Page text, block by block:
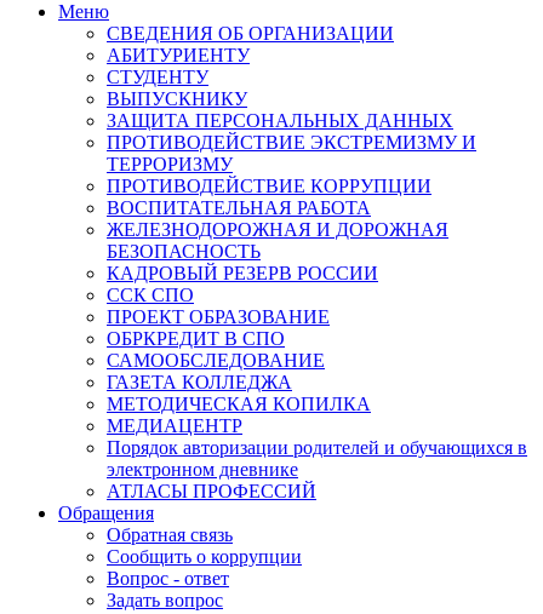
Меню
СВЕДЕНИЯ ОБ ОРГАНИЗАЦИИ
АБИТУРИЕНТУ
СТУДЕНТУ
ВЫПУСКНИКУ
ЗАЩИТА ПЕРСОНАЛЬНЫХ ДАННЫХ
ПРОТИВОДЕЙСТВИЕ ЭКСТРЕМИЗМУ И
ТЕРРОРИЗМУ
ПРОТИВОДЕЙСТВИЕ КОРРУПЦИИ
ВОСПИТАТЕЛЬНАЯ РАБОТА
ЖЕЛЕЗНОДОРОЖНАЯ И ДОРОЖНАЯ
БЕЗОПАСНОСТЬ
КАДРОВЫЙ РЕЗЕРВ РОССИИ
ССК СПО
ПРОЕКТ ОБРАЗОВАНИЕ
ОБРКРЕДИТ В СПО
САМООБСЛЕДОВАНИЕ
ГАЗЕТА КОЛЛЕДЖА
МЕТОДИЧЕСКАЯ КОПИЛКА
МЕДИАЦЕНТР
Порядок авторизации родителей и обучающихся в
электронном дневнике
АТЛАСЫ ПРОФЕССИЙ
Обращения
Обратная связь
Сообщить о коррупции
Вопрос - ответ
Задать вопрос